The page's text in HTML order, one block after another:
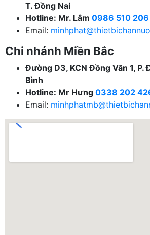
T. Đồng Nai
Hotline: Mr. Lâm 0986 510 206
Email:
Chi nhánh Miền Bắc
Đường D3, KCN Đồng Văn 1, P.
Bình
Hotline: Mr Hưng 0338 202
Email: